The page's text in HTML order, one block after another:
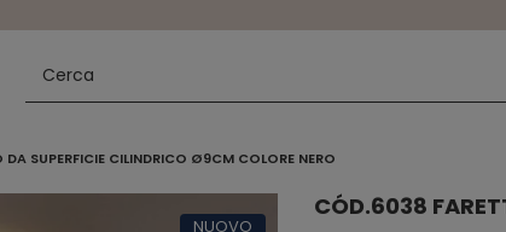
SUPERFICIE CILINDRICO Ø9CM COLORE NERO
NUOVO
CÓD.6038